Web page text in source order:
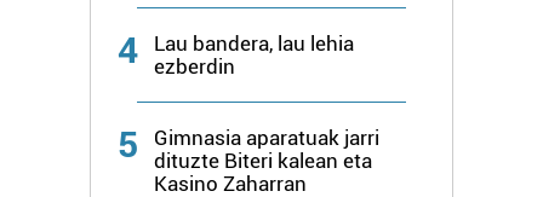
4
Lau bandera, lau lehia
ezberdin
5
Gimnasia aparatuak jarri
dituzte Biteri kalean eta
Kasino Zaharran